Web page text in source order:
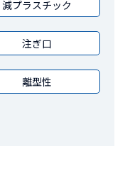
減プラスチック
注ぎ口
離型性